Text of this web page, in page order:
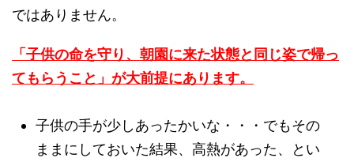
ではありません。
「子供の命を守り、朝園に来た状態と同じ姿で帰っ
てもらうこと」が大前提にあります。
子供の手が少しあったかいな・・・でもその
ままにしておいた結果、高熱があった、とい